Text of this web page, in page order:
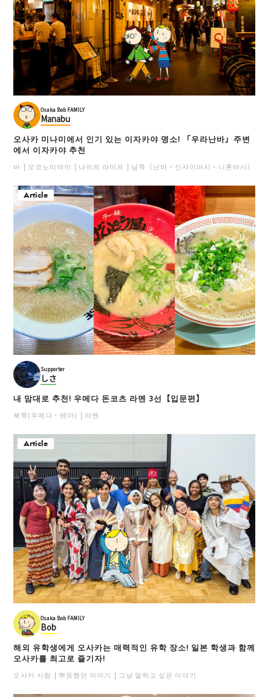
Osaka Bob FAMILY
Manabu
오사카 미나미에서 인기 있는 이자카야 명소! 「우라난바」주변
에서 이자카야 추천
바 오코노미야끼 나이트 라이프 남쪽（난바・신사이바시・니혼바시）
Article
Supporter
しさ
내 맘대로 추천! 우메다 돈코츠 라멘 3선【입문편】
북쪽(우메다・텐마) 라멘
Article
Osaka Bob FAMILY
Bob
해외 유학생에게 오사카는 매력적인 유학 장소! 일본 학생과 함께
오사카를 최고로 즐기자!
오사카 사람 뿌듯했던 이야기 그냥 말하고 싶은 이야기